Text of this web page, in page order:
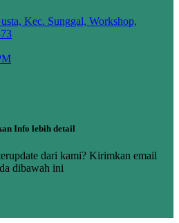
Kec. Sunggal, Workshop,
Info lebih detail
dari kami? Kirimkan email
dibawah ini